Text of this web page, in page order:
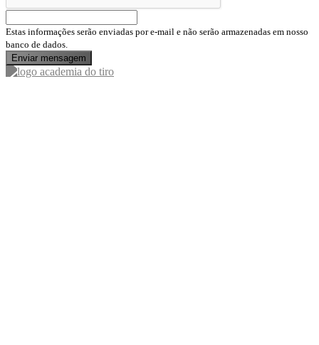
Estas informações serão enviadas por e-mail e não serão armazenadas em nosso
banco de dados.